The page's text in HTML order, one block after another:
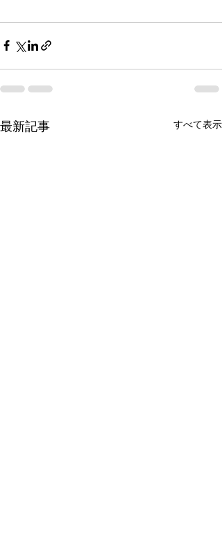
最新記事 すべて表示